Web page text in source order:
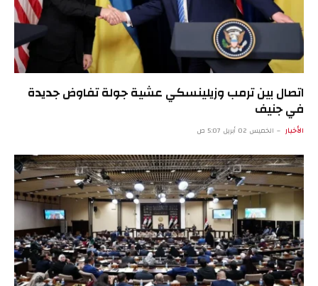
اتصال بين ترمب وزيلينسكي عشية جولة تفاوض جديدة
في جنيف
الأخبار الخميس 02 أبريل 5:07 ص